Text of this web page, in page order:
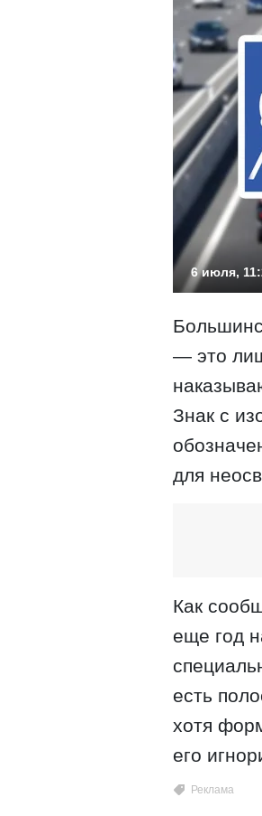
6 июля,
— это
Знак с
для
Как
еще год
есть
хотя
его